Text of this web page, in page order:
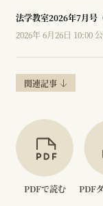
法学教室2026年7月号
2026年 6月26日 10:00
関連記事
PDFで読む PDF